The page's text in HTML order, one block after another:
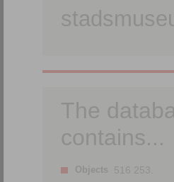
The
contains...
Objects 516 253.